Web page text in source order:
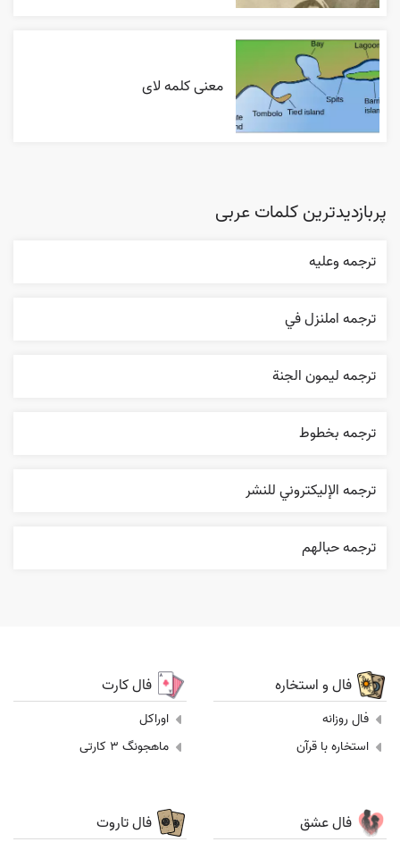
معنی کلمه لای
پربازدیدترین کلمات عربی
ترجمه وعليه
ترجمه املنزل في
ترجمه ليمون الجنة
ترجمه بخطوط
ترجمه الإليکتروني للنشر
ترجمه حبالهم
فال و استخاره
فال روزانه
استخاره با قرآن
فال کارت
اوراکل
ماهجونگ 3 کارتی
فال عشق فال تاروت